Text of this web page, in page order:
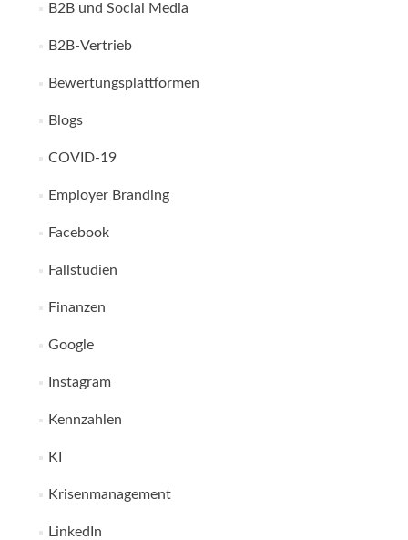
B2B und Social Media
B2B-Vertrieb
Bewertungsplattformen
Blogs
COVID-19
Employer Branding
Facebook
Fallstudien
Finanzen
Google
Instagram
Kennzahlen
KI
Krisenmanagement
LinkedIn